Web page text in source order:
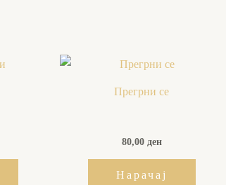
Прегрни се
80,00 ден
Нарачај